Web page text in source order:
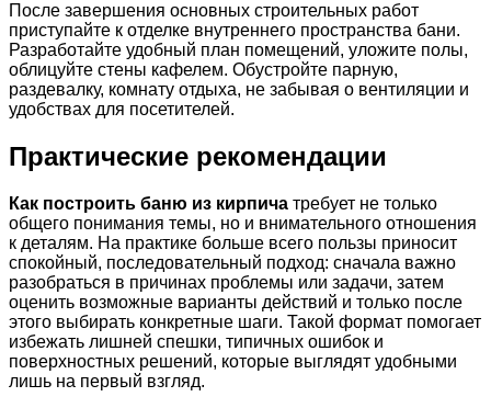
После завершения основных строительных работ
приступайте к отделке внутреннего пространства бани.
Разработайте удобный план помещений, уложите полы,
облицуйте стены кафелем. Обустройте парную,
раздевалку, комнату отдыха, не забывая о вентиляции и
удобствах для посетителей.
Практические рекомендации
Как построить баню из кирпича требует не только
общего понимания темы, но и внимательного отношения
к деталям. На практике больше всего пользы приносит
спокойный, последовательный подход: сначала важно
разобраться в причинах проблемы или задачи, затем
оценить возможные варианты действий и только после
этого выбирать конкретные шаги. Такой формат помогает
избежать лишней спешки, типичных ошибок и
поверхностных решений, которые выглядят удобными
лишь на первый взгляд.